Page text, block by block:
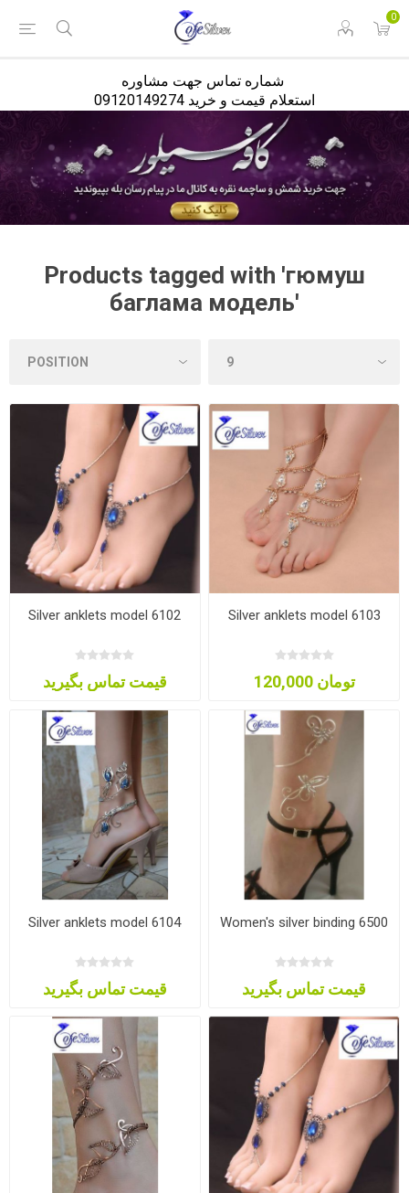
0
استعلام قیمت و خرید 09120149274
Products tagged with 'гюмуш
баглама модель'
Silver anklets model 6102
قیمت تماس بگیرید
Silver anklets model 6103
120,000 تومان
Silver anklets model 6104
قیمت تماس بگیرید
Women's silver binding 6500
قیمت تماس بگیرید